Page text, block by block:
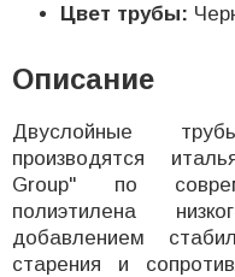
Цвет трубы:
Описание
Двуслойные
производятся
Group" по
полиэтилена
добавлением
старения и